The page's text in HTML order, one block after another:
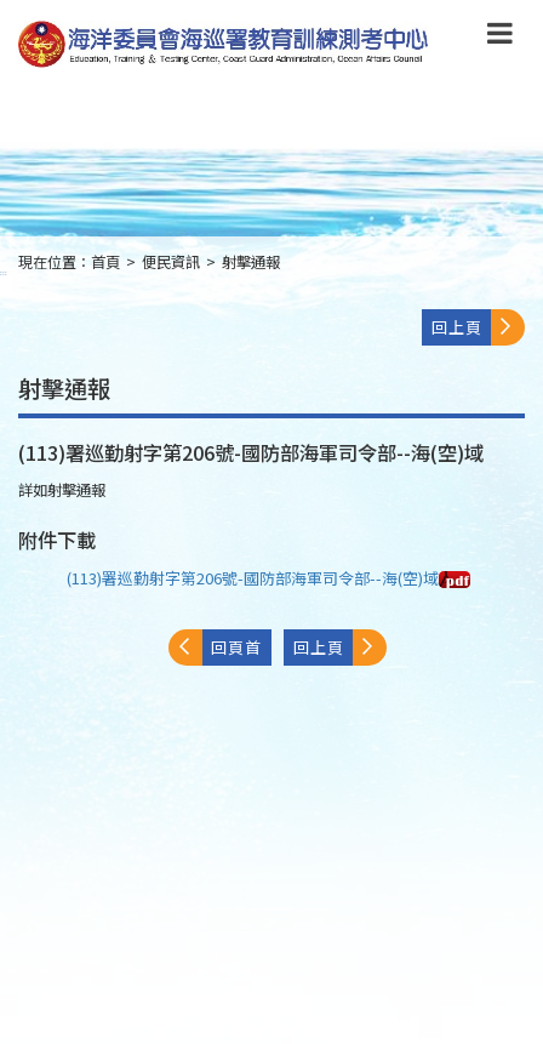
到
主
要
to
main
content
:::
現在位置： 首頁 > 便民資訊 > 射擊通報
回上頁
射擊通報
(113)署巡勤射字第206號-國防部海軍司令部--海(空)域
詳如射擊通報
附件下載
(113)署巡勤射字第206號-國防部海軍司令部--海(空)域
回頁首 回上頁